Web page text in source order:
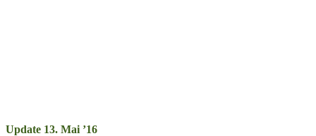
Update 13. Mai ’16